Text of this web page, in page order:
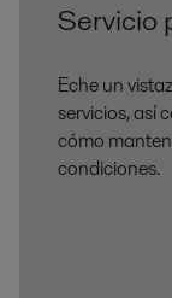
Servicio
Eche un
servicios, así
cómo
condiciones.